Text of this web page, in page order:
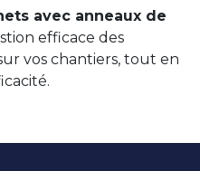
avec anneaux de
efficace des
vos chantiers, tout en